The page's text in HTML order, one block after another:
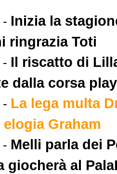
- Inizia la
ringrazia Toti
- Il riscatto di
dalla corsa
- La lega multa
Graham
- Melli parla dei
giocherà al